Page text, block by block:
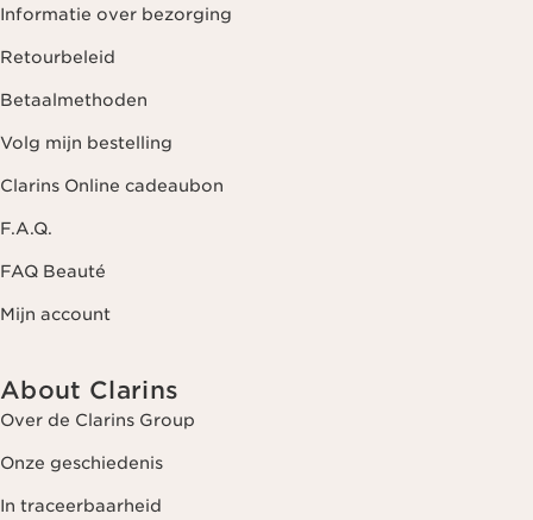
Informatie over bezorging
Retourbeleid
Betaalmethoden
Volg mijn bestelling
Clarins Online cadeaubon
F.A.Q.
FAQ Beauté
Mijn account
About Clarins
Over de Clarins Group
Onze geschiedenis
In traceerbaarheid